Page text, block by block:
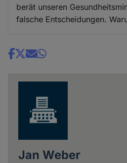
berät unseren
falsche Entscheidungen.
Share
Jan Weber